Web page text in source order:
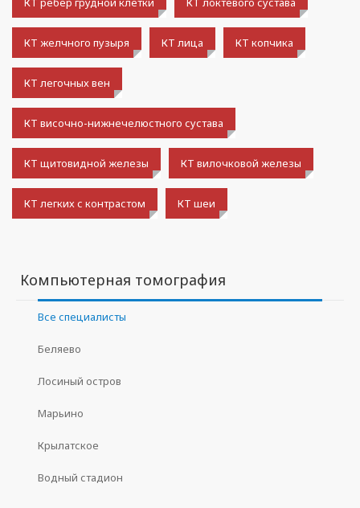
КТ желчного пузыря КТ лица КТ копчика
КТ легочных вен
КТ височно-нижнечелюстного сустава
КТ щитовидной железы КТ вилочковой железы
КТ легких с контрастом КТ шеи
Компьютерная томография
Все специалисты
Беляево
Лосиный остров
Марьино
Крылатское
Водный стадион